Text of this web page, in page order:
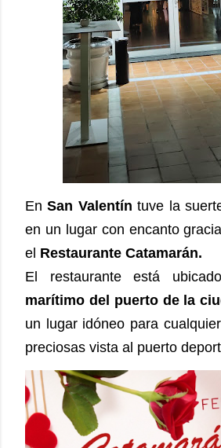
EnSan Valentín tuve la
en un lugar con encanto
el Restaurante Catamarán.
El restaurante está
marítimo del puerto de la
un lugar idóneo para
preciosas vista al puerto